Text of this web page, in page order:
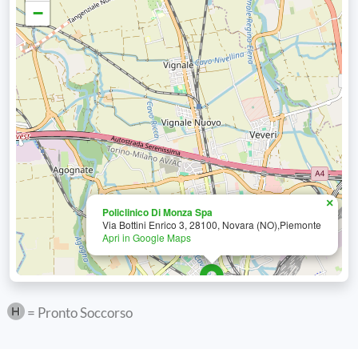
Policlinico Di Monza Spa
Via Bottini Enrico 3, 28100, Novara (NO),Piemonte
Apri in Google Maps
×
−
= Pronto Soccorso